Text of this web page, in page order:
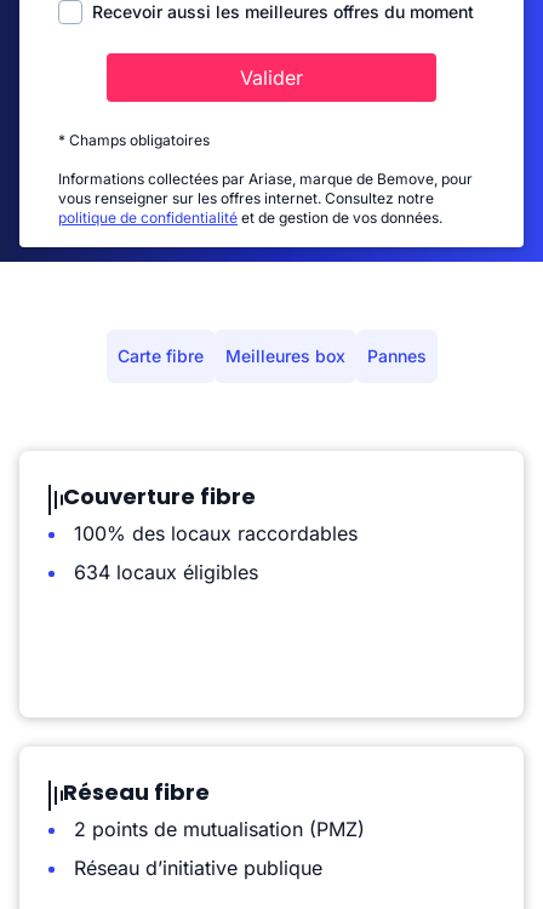
Recevoir aussi les meilleures offres du moment
Valider
* Champs obligatoires
Informations collectées par Ariase, marque de Bemove, pour
vous renseigner sur les offres internet. Consultez notre
politique de confidentialité et de gestion de vos données.
Carte fibre Meilleures box Pannes
Couverture fibre
100% des locaux raccordables
634 locaux éligibles
Réseau fibre
2 points de mutualisation (PMZ)
Réseau d’initiative publique